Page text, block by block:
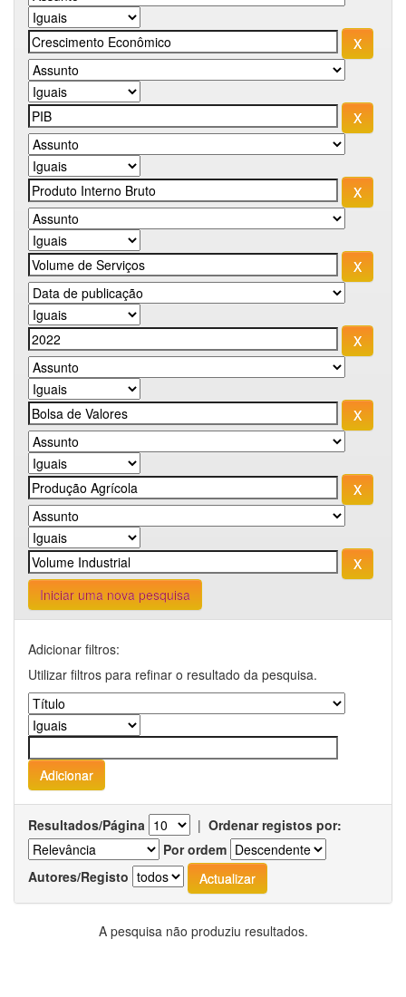
Iniciar uma nova pesquisa
Adicionar filtros:
Utilizar filtros para refinar o resultado da pesquisa.
Resultados/Página | Ordenar registos por:
Por ordem
Autores/Registo
A pesquisa não produziu resultados.